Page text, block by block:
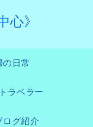
》
の日常
ラベラー
ログ紹介